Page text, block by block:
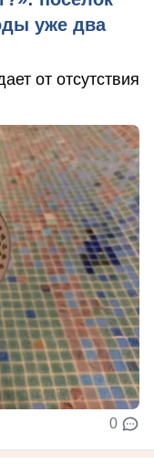
уже два
от отсутствия
0